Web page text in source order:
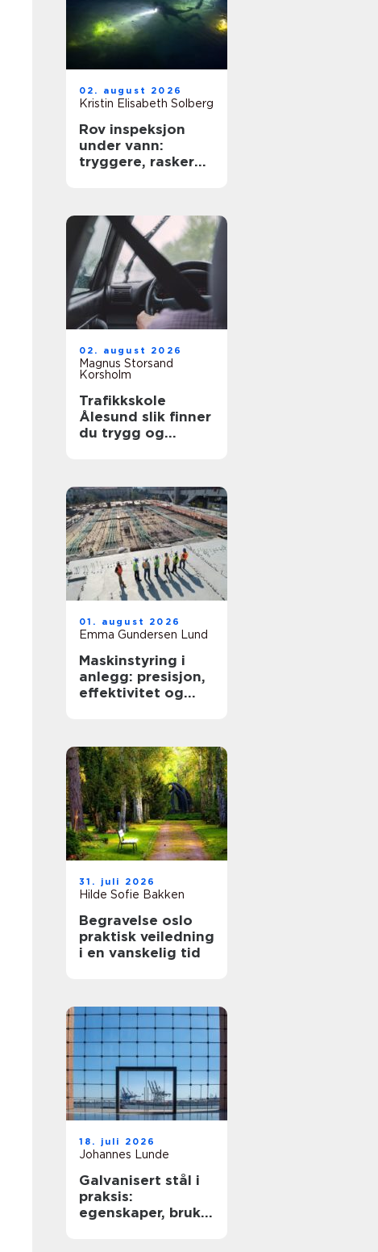
02. august 2026
Kristin Elisabeth Solberg
Rov inspeksjon
under vann:
tryggere, raskere
02. august 2026
Magnus Storsand
Korsholm
Trafikkskole
Ålesund slik finner
du trygg og
01. august 2026
Emma Gundersen Lund
Maskinstyring i
anlegg: presisjon,
effektivitet og
31. juli 2026
Hilde Sofie Bakken
Begravelse oslo
praktisk veiledning
i en vanskelig tid
18. juli 2026
Johannes Lunde
Galvanisert stål i
praksis:
egenskaper, bruk